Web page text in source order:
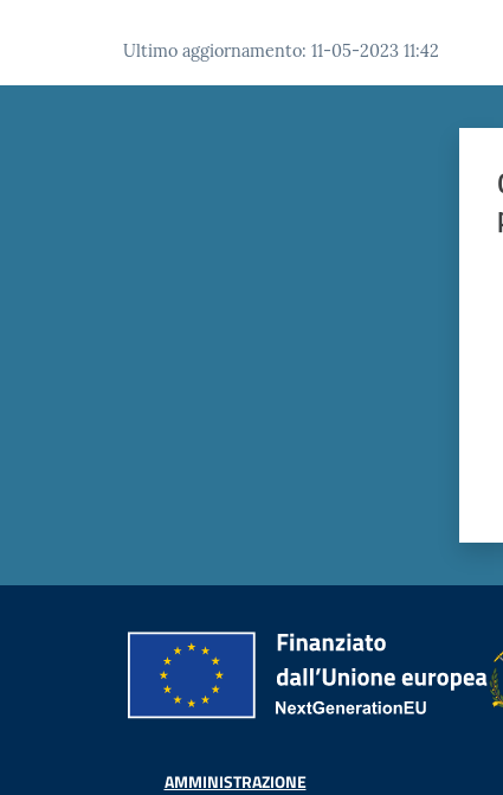
Ultimo aggiornamento: 11-05-2023 11:42
AMMINISTRAZIONE